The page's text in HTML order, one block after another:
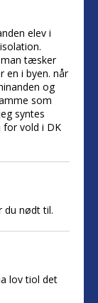
elev i
tæsker
en i byen. når
og
som
syntes
for vold i DK
du nødt til.
lov tiol det